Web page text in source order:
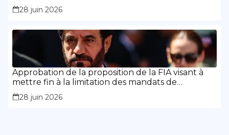
28 juin 2026
Approbation de la proposition de la FIA visant à
mettre fin à la limitation des mandats de
présidence
28 juin 2026